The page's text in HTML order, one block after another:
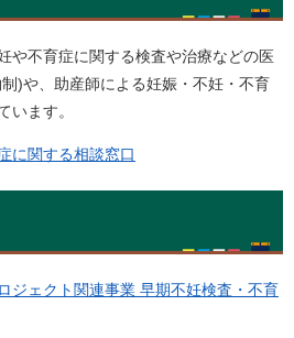
や不育症に関する検査や治療などの医
)や、助産師による妊娠・不妊・不育
います。
に関する相談窓口
ジェクト関連事業 早期不妊検査・不育